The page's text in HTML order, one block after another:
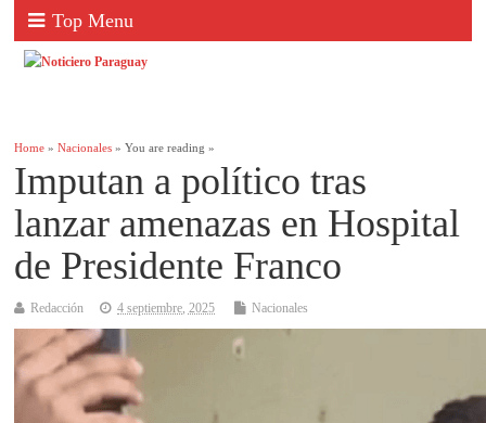
Top Menu
Home »Nacionales » You are reading »
Imputan a político tras
lanzar amenazas en Hospital
de Presidente Franco
Redacción 4 septiembre, 2025 Nacionales